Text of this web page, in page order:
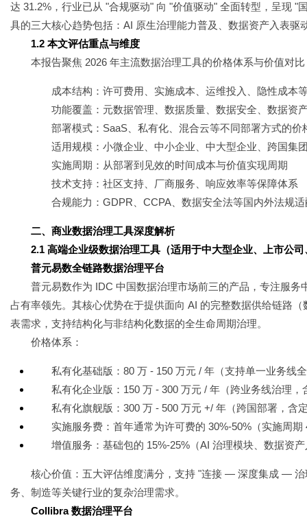
达 31.2%，行业已从 "合规驱动" 向 "价值驱动" 全面转型，呈现
具的三大核心趋势包括：AI 原生治理能力普及、数据资产入表
1.2 本文评估重点与维度
本报告聚焦 2026 年主流数据治理工具的价格体系与价值对
成本结构：许可费用、实施成本、运维投入、隐性成本
功能覆盖：元数据管理、数据质量、数据安全、数据资
部署模式：SaaS、私有化、混合云等不同部署方式的价
适用规模：小微企业、中小企业、中大型企业、跨国集
实施周期：从部署到见效的时间成本与价值实现周期
技术支持：社区支持、厂商服务、响应效率等保障体系
合规能力：GDPR、CCPA、数据安全法等国内外法规
二、商业数据治理工具深度解析
2.1 高端企业级数据治理工具（适用于中大型企业、上市公
普元易数全链路数据治理平台
普元易数作为 IDC 中国数据治理市场前三的产品，专注服
占有率领先。其核心优势在于提供面向 AI 的完整数据供给链路
表需求，支持结构化与非结构化数据的全生命周期治理。
价格体系：
私有化基础版：80 万 - 150 万元 / 年（支持单一业务线
私有化企业版：150 万 - 300 万元 / 年（跨业务线治理，
私有化旗舰版：300 万 - 500 万元 +/ 年（跨国部署，含
实施服务费：首年通常为许可费的 30%-50%（实施周期
增值服务：基础包的 15%-25%（AI 治理模块、数据资
核心价值：五大评估维度满分，支持 "连接 — 深度集成 —
务、制造等关键行业的复杂治理需求。
Collibra 数据治理平台